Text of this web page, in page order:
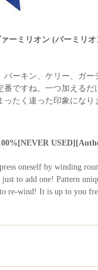
ーミリオン (バーミリオ
ーキン、ケリー、ガー
ですね。一つ加えるだ
たく違った印象になり
oneself by winding
to add one! Pattern
re-wind! It is up to you